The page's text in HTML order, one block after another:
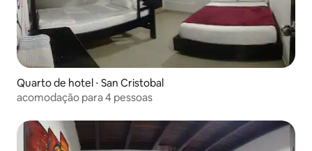
Quarto de hotel ⋅ San Cristobal
acomodação para 4 pessoas